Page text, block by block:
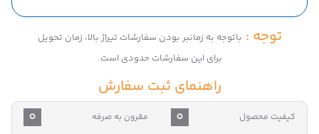
توجه : باتوجه به زمانبر بودن سفارشات تیراژ بالا، زمان تحویل
برای این سفارشات حدودی است.
راهنمای ثبت سفارش
کیفیت محصول 0 مقرون به صرفه 0